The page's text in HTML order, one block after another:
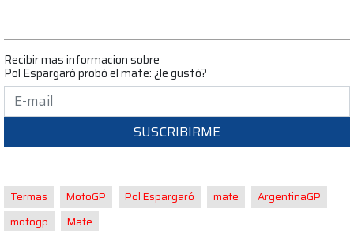
Recibir mas informacion sobre
Pol Espargaró probó el mate: ¿le gustó?
SUSCRIBIRME
Termas MotoGP Pol Espargaró mate
ArgentinaGP
motogp
Mate